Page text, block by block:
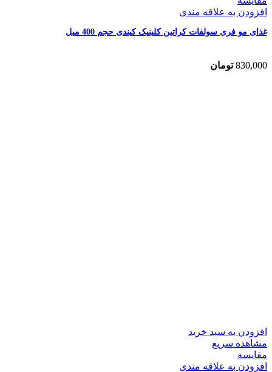
افزودن به علاقه مندی
غذای مو فری سولفات کراتین کلینیک کیندی حجم 400 میل
830,000 تومان
افزودن به سبد خرید
مشاهده سریع
مقایسه
افزودن به علاقه مندی